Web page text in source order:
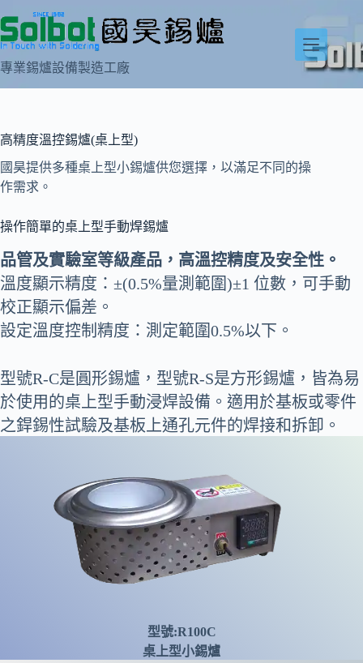
至
主
要
內
專業錫爐設備製造工廠
高精度溫控錫爐(桌上型)
國昊提供多種桌上型小錫爐供您選擇，以滿足不同的操
作需求。
操作簡單的桌上型手動焊錫爐
品管及實驗室等級產品，高溫控精度及安全性。
溫度顯示精度：±(0.5%量測範圍)±1 位數，可手動
校正顯示偏差。
設定溫度控制精度：測定範圍0.5%以下。
型號R-C是圓形錫爐，型號R-S是方形錫爐，皆為易
於使用的桌上型手動浸焊設備。適用於基板或零件
之銲錫性試驗及基板上通孔元件的焊接和拆卸。
型號:R100C
桌上型小錫爐